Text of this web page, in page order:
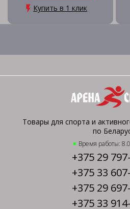
Купить в 1 клик
Товары для спорта и
по
Время работы:
+375 29
+375 33
+375 29
+375 33